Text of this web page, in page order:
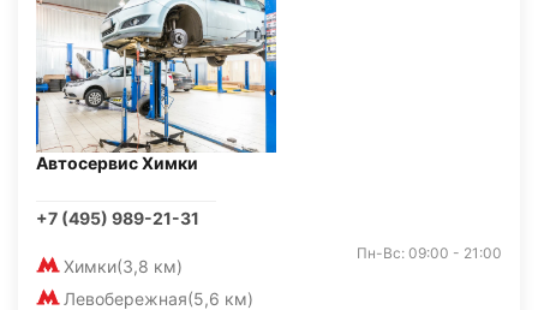
Автосервис Химки
+7 (495) 989-21-31
Химки(3,8 км)
Левобережная(5,6 км)
Пн-Вс: 09:00 - 21:00